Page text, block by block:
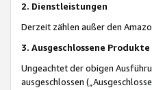
2. Dienstleistungen
Derzeit zählen außer den
3. Ausgeschlossene Produkte
Ungeachtet der obigen
ausgeschlossen